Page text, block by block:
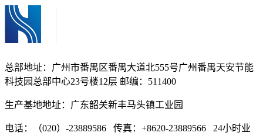
总部地址：广州市番禺区番禺大道北555号广州番禺天安节能
科技园总部中心23号楼12层 邮编：511400
生产基地地址：广东韶关新丰马头镇工业园
电话：（020）-23889586 传真：+8620-23889566 24小时业